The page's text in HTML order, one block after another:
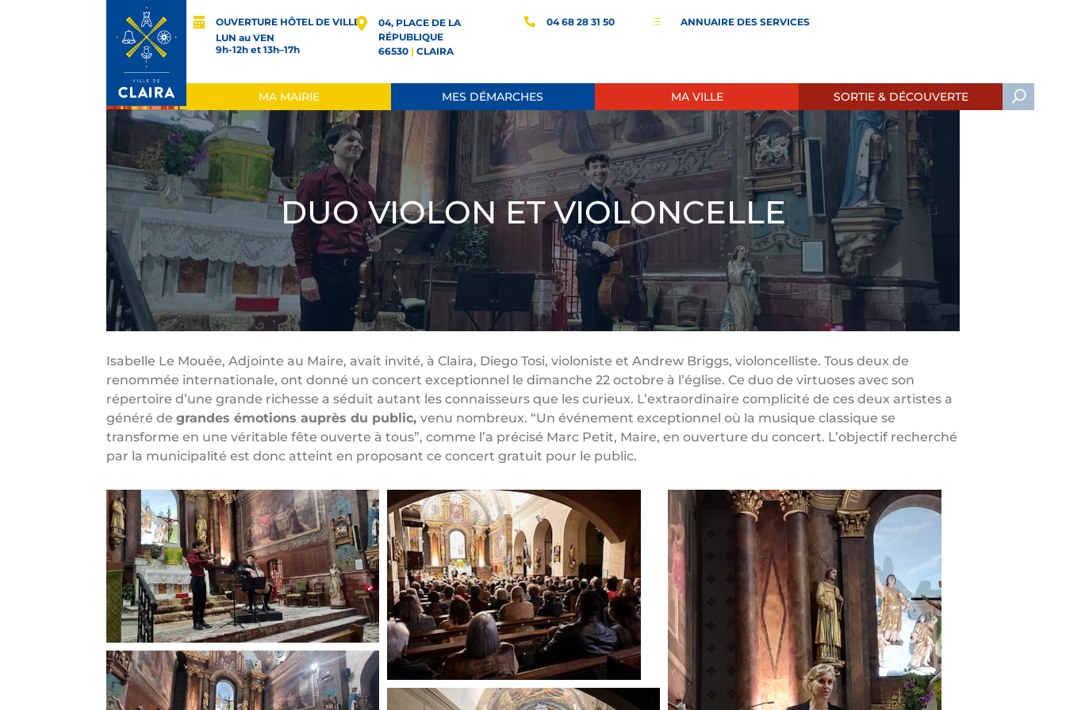
OUVERTURE HÔTEL DE VILLE
LUN au VEN
9h-12h et 13h–17h
04, PLACE DE LA
RÉPUBLIQUE
66530| CLAIRA
04 68 28 31 50 d ANNUAIRE DES SERVICES
MA MAIRIE MES DÉMARCHES MA VILLE SORTIE & DÉCOUVERTE
DUO VIOLON ET VIOLONCELLE
Isabelle Le Mouée, Adjointe au Maire, avait invité, à Claira, Diego Tosi, violoniste et Andrew Briggs, violoncelliste. Tous deux de
renommée internationale, ont donné un concert exceptionnel le dimanche 22 octobre à l’église. Ce duo de virtuoses avec son
répertoire d’une grande richesse a séduit autant les connaisseurs que les curieux. L’extraordinaire complicité de ces deux artistes a
généré degrandes émotions auprès du public,venu nombreux. “Un événement exceptionnel où la musique classique se
transforme en une véritable fête ouverte à tous”, comme l’a précisé Marc Petit, Maire, en ouverture du concert. L’objectif recherché
par la municipalité est donc atteint en proposant ce concert gratuit pour le public.